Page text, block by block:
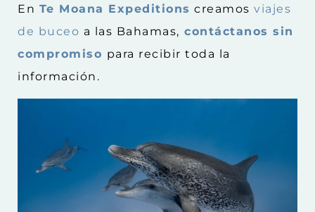
En Te Moana Expeditions creamos viajes
de buceo a las Bahamas, contáctanos sin
compromiso para recibir toda la
información.